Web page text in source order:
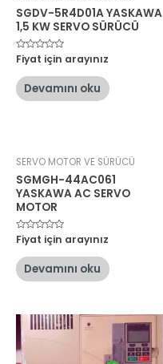
SGDV-5R4D01A YASKAWA
1,5 KW SERVO SÜRÜCÜ
5
üzerinden
oy
aldı
Fiyat için arayınız
Devamını oku
SERVO MOTOR VE SÜRÜCÜ
SGMGH-44AC061
YASKAWA AC SERVO
MOTOR
5
üzerinden
oy
aldı
Fiyat için arayınız
Devamını oku